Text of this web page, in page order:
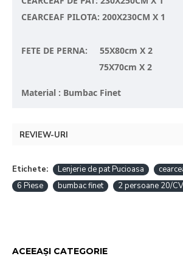
CEARCEAF PILOTA: 200X230CM X 1
FETE DE PERNA: 55X80cm X 2
75X70cm X 2
Material : Bumbac Finet
REVIEW-URI
Etichete: Lenjerie de pat Pucioasa
6 Piese
bumbac finet 2 persoane 20/
ACEEAȘI CATEGORIE